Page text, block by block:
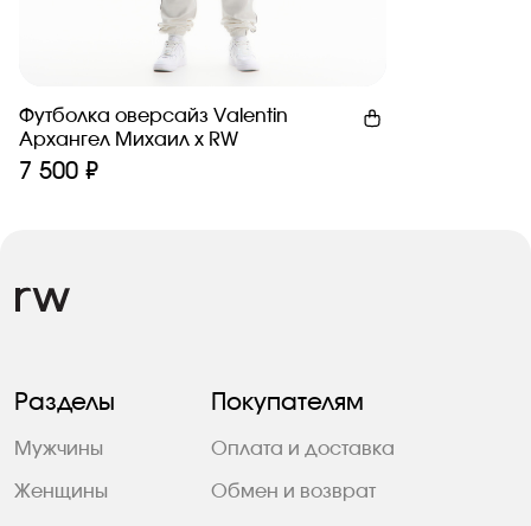
Футболка оверсайз Valentin
Архангел Михаил x RW
7 500 ₽
Разделы
Мужчины
Женщины
Покупателям
Оплата и доставка
Обмен и возврат